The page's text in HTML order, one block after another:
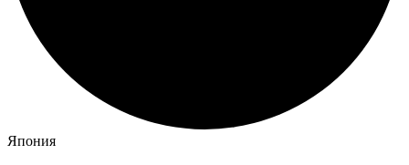
Япония